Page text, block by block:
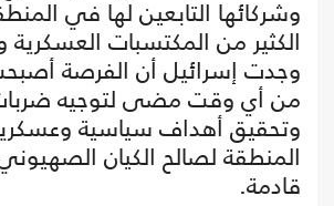
وشركائها التابعين لها في
الكثير من المكتسبات العسكرية
وجدت إسرائيل أن الفرصة
من أي وقت مضى لتوجيه
وتحقيق أهداف سياسية
المنطقة لصالح الكيان
قادمة.